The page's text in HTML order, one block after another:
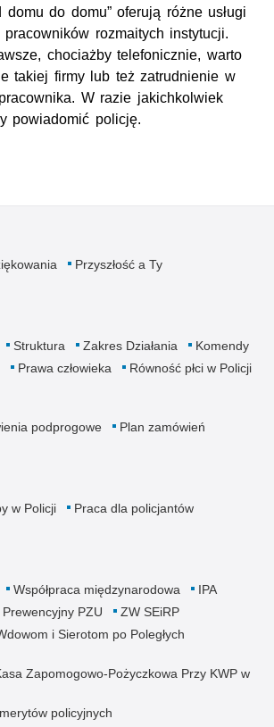
domu do domu” oferują różne usługi
rozmaitych instytucji.
chociażby telefonicznie, warto
takiej firmy lub też zatrudnienie w
W razie jakichkolwiek
powiadomić policję.
Przyszłość a Ty
Struktura Zakres Działania
Komendy
Prawa człowieka Równość płci w Policji
podprogowe
Plan zamówień
w Policji
Praca dla policjantów
Współpraca międzynarodowa
IPA
PZU
ZW SEiRP
i Sierotom po Poległych
Zapomogowo-Pożyczkowa Przy KWP w
policyjnych